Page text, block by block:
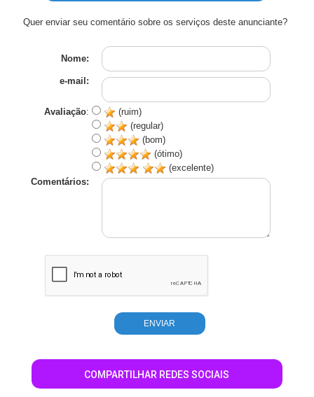
Quer enviar seu comentário sobre os serviços deste anunciante?
Nome:
e-mail:
Avaliação:
(ruim)
(regular)
(bom)
(ótimo)
(excelente)
Comentários:
COMPARTILHAR REDES SOCIAIS